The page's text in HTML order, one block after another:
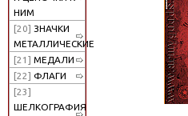
НИМ
[20] ЗНАЧКИ
МЕТАЛЛИЧЕСКИЕ
[21] МЕДАЛИ
[22] ФЛАГИ
[23]
ШЕЛКОГРАФИЯ